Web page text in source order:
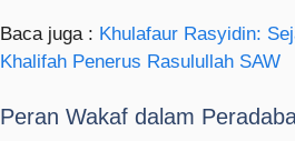
Baca juga : Khulafaur Rasyidin:
Khalifah Penerus Rasulullah SAW
Peran Wakaf dalam